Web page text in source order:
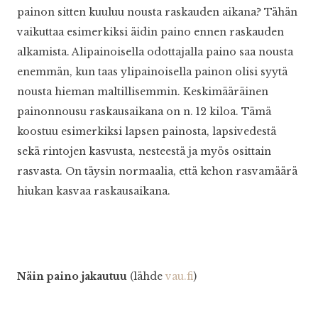
painon sitten kuuluu nousta raskauden aikana? Tähän
vaikuttaa esimerkiksi äidin paino ennen raskauden
alkamista. Alipainoisella odottajalla paino saa nousta
enemmän, kun taas ylipainoisella painon olisi syytä
nousta hieman maltillisemmin. Keskimääräinen
painonnousu raskausaikana on n. 12 kiloa. Tämä
koostuu esimerkiksi lapsen painosta, lapsivedestä
sekä rintojen kasvusta, nesteestä ja myös osittain
rasvasta. On täysin normaalia, että kehon rasvamäärä
hiukan kasvaa raskausaikana.
Näin paino jakautuu (lähdevau.fi)